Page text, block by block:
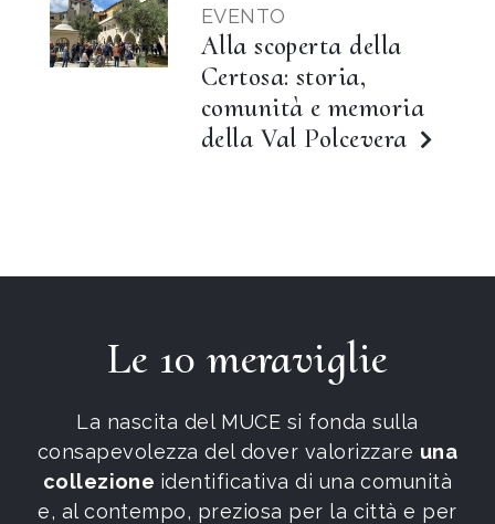
EVENTO
Alla scoperta della
Certosa: storia,
comunità e memoria
della Val Polcevera
Le 10 meraviglie
La nascita del MUCE si fonda sulla
consapevolezza del dover valorizzare una
collezione identificativa di una comunità
e, al contempo, preziosa per la città e per